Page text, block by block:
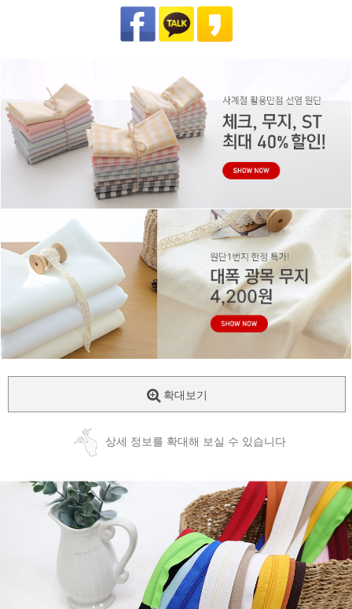
확대보기
상세 정보를 확대해 보실 수 있습니다